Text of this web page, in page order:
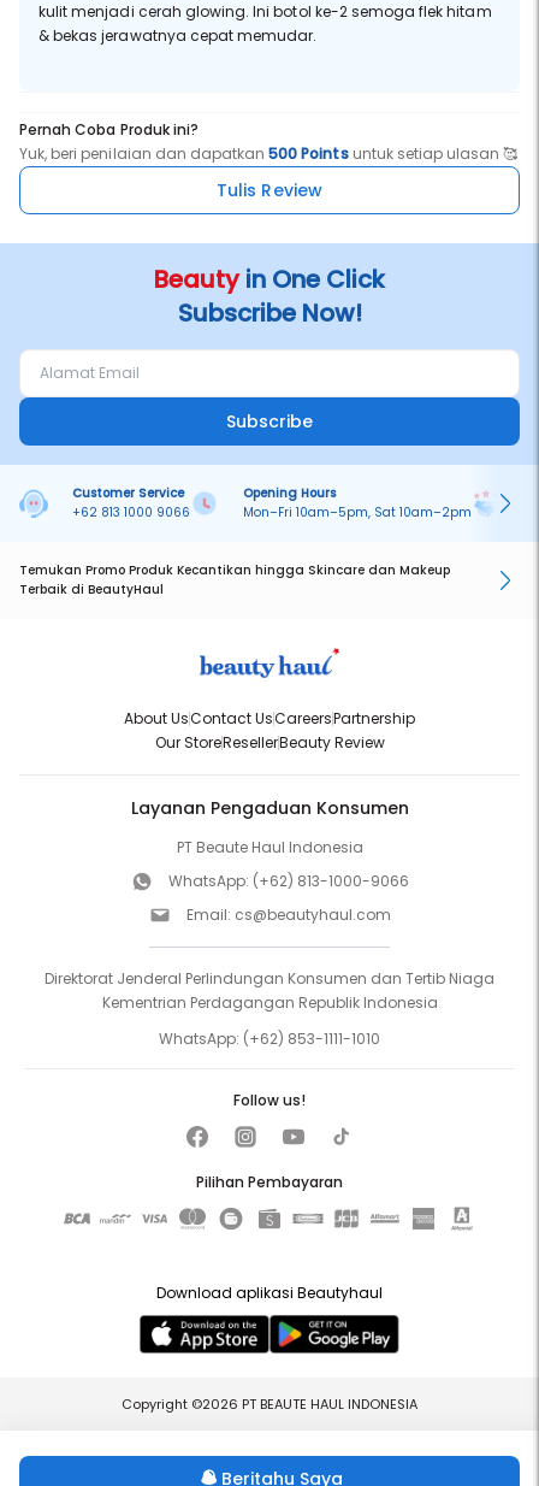
kulit menjadi cerah glowing. Ini botol ke-2 semoga flek hitam
& bekas jerawatnya cepat memudar.
Pernah Coba Produk ini?
Yuk, beri penilaian dan dapatkan500 Pointsuntuk setiap ulasan 🥰
Tulis Review
Beritahu Saya
Beautyin One Click
Subscribe Now!
Subscribe
Customer Service
+62 813 1000 9066
Opening Hours
Mon–Fri 10am–5pm, Sat 10am–2pm
Temukan Promo Produk Kecantikan hingga Skincare dan Makeup
Terbaik di BeautyHaul
About UsContact UsCareersPartnership
Our StoreResellerBeauty Review
Layanan Pengaduan Konsumen
PT Beaute Haul Indonesia
WhatsApp: (+62) 813-1000-9066
Email: cs@beautyhaul.com
Direktorat Jenderal Perlindungan Konsumen dan Tertib Niaga
Kementrian Perdagangan Republik Indonesia
WhatsApp: (+62) 853-1111-1010
Pilihan Pembayaran
Follow us!
Download aplikasi Beautyhaul
Copyright ©2026 PT BEAUTE HAUL INDONESIA